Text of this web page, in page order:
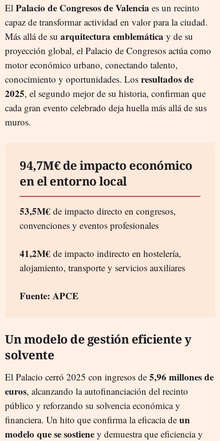
El Palacio de Congresos de Valencia es un recinto
capaz de transformar actividad en valor para la ciudad.
Más allá de su arquitectura emblemática y de su
proyección global, el Palacio de Congresos actúa como
motor económico urbano, conectando talento,
conocimiento y oportunidades. Los resultados de
2025, el segundo mejor de su historia, confirman que
cada gran evento celebrado deja huella más allá de sus
muros.
94,7M€ de impacto económico
en el entorno local
53,5M€ de impacto directo en congresos,
convenciones y eventos profesionales
41,2M€ de impacto indirecto en hostelería,
alojamiento, transporte y servicios auxiliares
Fuente: APCE
Un modelo de gestión eficiente y
solvente
El Palacio cerró 2025 con ingresos de 5,96 millones de
euros, alcanzando la autofinanciación del recinto
público y reforzando su solvencia económica y
financiera. Un hito que confirma la eficacia de un
modelo que se sostiene y demuestra que eficiencia y